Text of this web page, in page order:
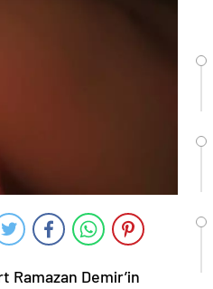
Ramazan Demir’in